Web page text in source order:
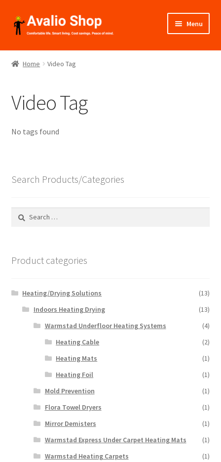
Skip
to
Skip
to
Menu
About Us
Installation
Catalogues
Videos
Contact Us
Home Video Tag
Video Tag
No tags found
Search Products/Categories
Search
Product categories
Heating/Drying Solutions
(13)
Indoors Heating Drying
(13)
Warmstad Underfloor Heating Systems
(4)
Heating Cable
(2)
Heating Mats
(1)
Heating Foil
(1)
Mold Prevention
(1)
Flora Towel Dryers
(1)
Mirror Demisters
(1)
Warmstad Express Under Carpet Heating Mats
(1)
Warmstad Heating Carpets
(1)